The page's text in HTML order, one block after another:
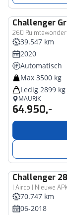
Challenger
260
39.547 km
2020
Automatisch
Max 3500 kg
Ledig 2899 kg
MAURIK
64.950,-
Challenger
70.747 km
06-2018